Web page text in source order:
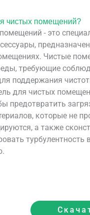
чистых помещений?
- это
Чистые
требующие
поддержания
для чистых
предотвратить
которые не
а также
турбулентность